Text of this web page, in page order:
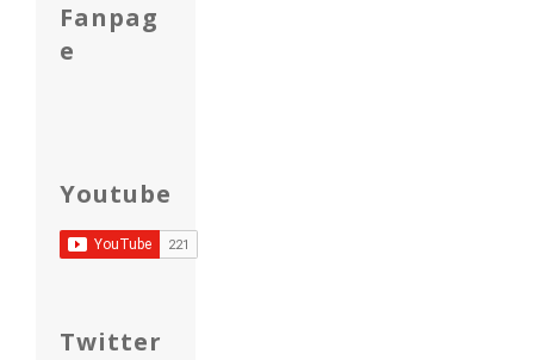
Fanpag
e
Youtube
Twitter